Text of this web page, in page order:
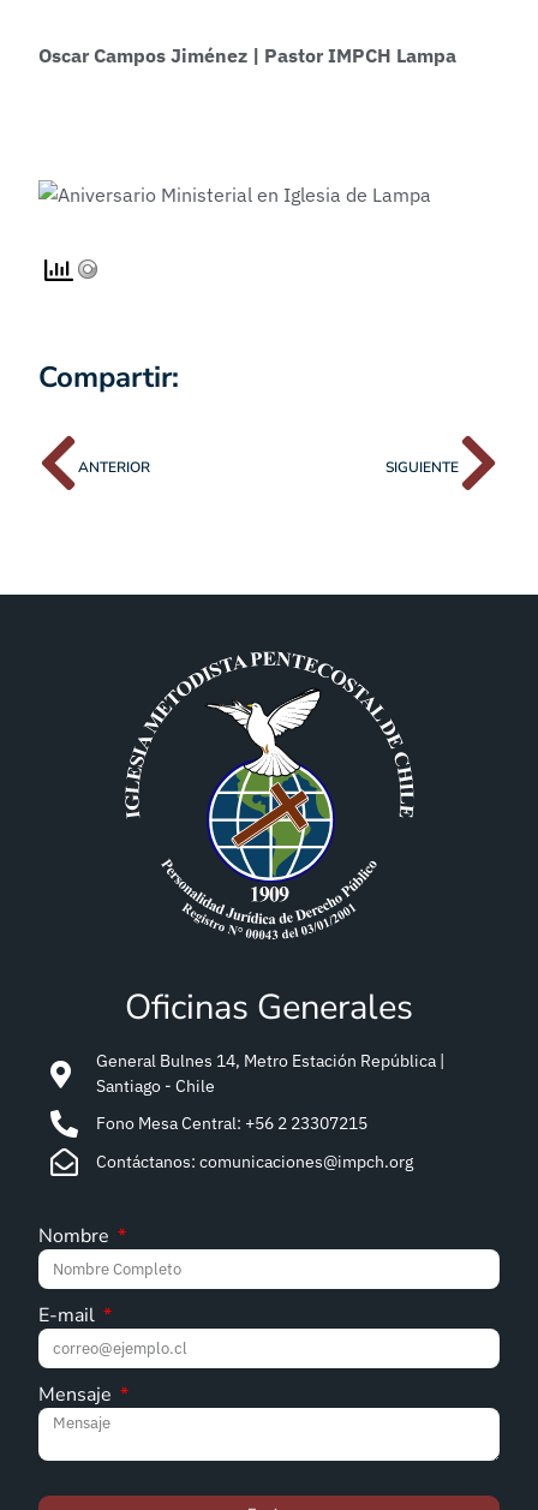
Oscar Campos Jiménez | Pastor IMPCH Lampa
Compartir:
ANTERIOR SIGUIENTE
Oficinas Generales
General Bulnes 14, Metro Estación República |
Santiago - Chile
Fono Mesa Central: +56 2 23307215
Contáctanos: comunicaciones@impch.org
Nombre
E-mail
Mensaje